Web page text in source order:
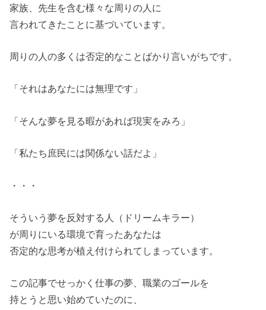
家族、先生を含む様々な周りの人に
言われてきたことに基づいています。
周りの人の多くは否定的なことばかり言いがちです。
「それはあなたには無理です」
「そんな夢を見る暇があれば現実をみろ」
「私たち庶民には関係ない話だよ」
・・・
そういう夢を反対する人（ドリームキラー）
が周りにいる環境で育ったあなたは
否定的な思考が植え付けられてしまっています。
この記事でせっかく仕事の夢、職業のゴールを
持とうと思い始めていたのに、